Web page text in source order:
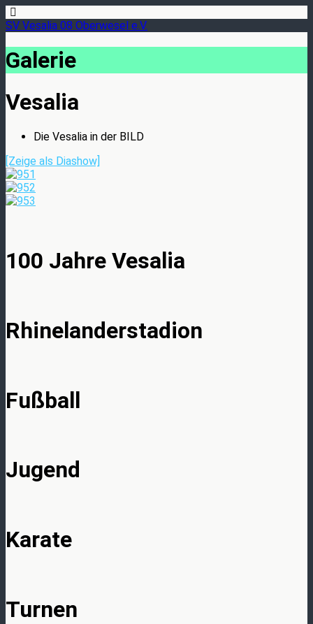
SV Vesalia 08 Oberwesel e.V.
Galerie
Vesalia
Die Vesalia in der BILD
[Zeige als Diashow]
100 Jahre Vesalia
Rhinelanderstadion
Fußball
Jugend
Karate
Turnen